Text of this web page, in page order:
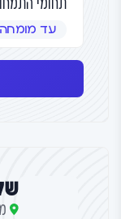
עד מומחה